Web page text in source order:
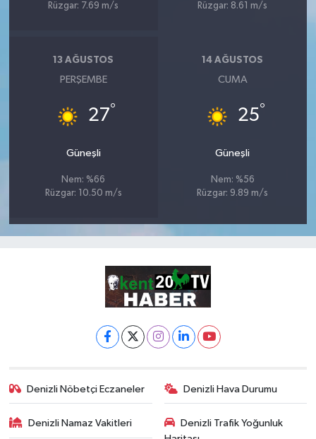
Rüzgar: 7.69 m/s
Rüzgar: 8.61 m/s
13 AĞUSTOS
PERŞEMBE
27°
Güneşli
Nem: %66
Rüzgar: 10.50 m/s
14 AĞUSTOS
CUMA
25°
Güneşli
Nem: %56
Rüzgar: 9.89 m/s
Denizli Nöbetçi Eczaneler Denizli Hava Durumu
Denizli Namaz Vakitleri
Denizli Trafik Yoğunluk